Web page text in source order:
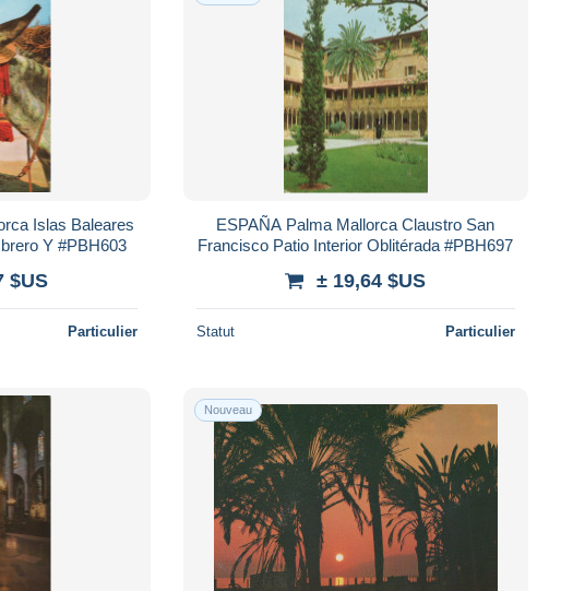
Islas Baleares
Y #PBH603
$US
Particulier
ESPAÑA Palma Mallorca Claustro San
Francisco Patio Interior Oblitérada #PBH697
± 19,64 $US
Statut Particulier
Nouveau